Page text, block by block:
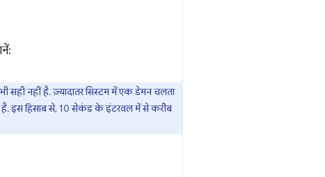
सही नहीं है. ज़्यादातर सिस्टम में एक डेमन चलता
है. इस हिसाब से, 10 सेकंड के इंटरवल में से करीब